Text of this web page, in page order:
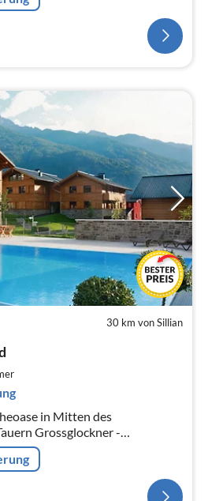
30 km von Sillian
in Mitten des
Grossglockner -
Matrei